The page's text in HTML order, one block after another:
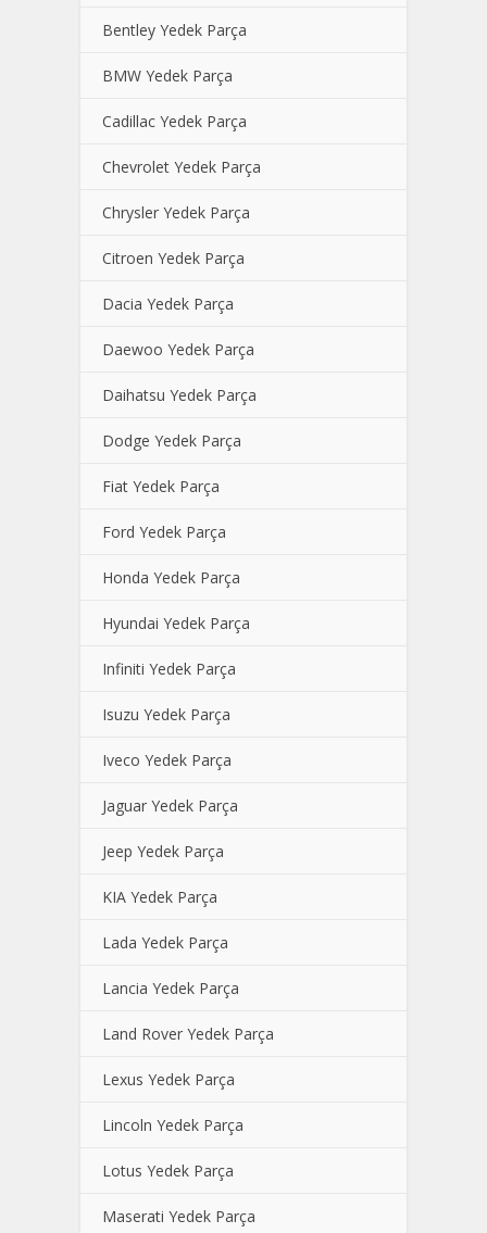
Bentley Yedek Parça
BMW Yedek Parça
Cadillac Yedek Parça
Chevrolet Yedek Parça
Chrysler Yedek Parça
Citroen Yedek Parça
Dacia Yedek Parça
Daewoo Yedek Parça
Daihatsu Yedek Parça
Dodge Yedek Parça
Fiat Yedek Parça
Ford Yedek Parça
Honda Yedek Parça
Hyundai Yedek Parça
Infiniti Yedek Parça
Isuzu Yedek Parça
Iveco Yedek Parça
Jaguar Yedek Parça
Jeep Yedek Parça
KIA Yedek Parça
Lada Yedek Parça
Lancia Yedek Parça
Land Rover Yedek Parça
Lexus Yedek Parça
Lincoln Yedek Parça
Lotus Yedek Parça
Maserati Yedek Parça